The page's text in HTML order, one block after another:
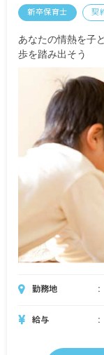
新卒保育士 契
あなたの情熱を子
歩を踏み出そう
勤務地
給与